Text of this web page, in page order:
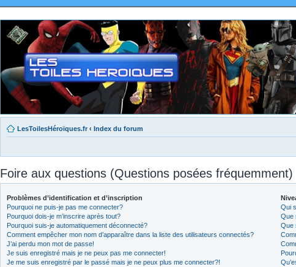
LesToilesHéroïques.fr ‹ Index du forum
Foire aux questions (Questions posées fréquemment)
Problèmes d’identification et d’inscription
Pourquoi ne puis-je pas me connecter?
Pourquoi dois-je m’inscrire après tout?
Pourquoi suis-je automatiquement déconnecté?
Comment empêcher mon nom d’apparaître dans la liste des utilisateurs connectés?
J’ai perdu mon mot de passe!
Je suis enregistré mais je ne peux pas me connecter!
Je me suis enregistré par le passé mais je ne peux plus me connecter?!
Qui
Que
Que